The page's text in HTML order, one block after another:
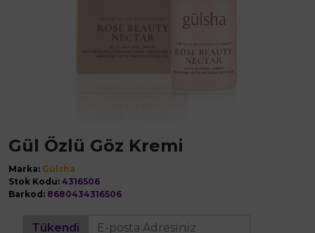
Gül Özlü Göz Kremi
Marka: Gülsha
Stok Kodu: 4316506
Barkod: 8680434316506
Tükendi